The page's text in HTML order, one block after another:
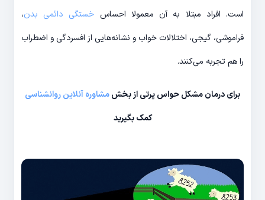
است. افراد مبتلا به آن معمولا احساس خستگی دائمی بدن،
فراموشی، گیجی، اختلالات خواب و نشانه‌هایی از افسردگی و اضطراب
را هم تجربه می‌کنند.
برای درمان مشکل حواس پرتی از بخشمشاوره آنلاین روانشناسی
کمک بگیرید